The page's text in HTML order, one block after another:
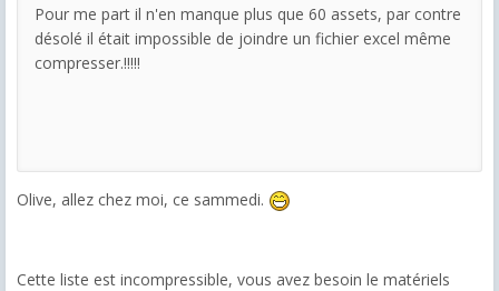
Pour me part il n'en manque plus que 60 assets, par contre
désolé il était impossible de joindre un fichier excel même
compresser.!!!!!
Olive, allez chez moi, ce sammedi.
Cette liste est incompressible, vous avez besoin le matériels